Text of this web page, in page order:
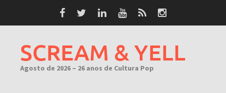
SCREAM & YELL
Agosto de 2026 – 26 anos de Cultura Pop